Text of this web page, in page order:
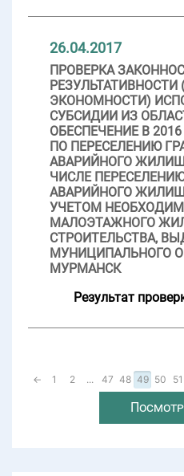
26.04.2017
ПРОВЕРКА
ЭКОНОМНОСТИ)
СУБСИДИИ ИЗ
ОБЕСПЕЧЕНИЕ В
ПО ПЕРЕСЕЛЕНИЮ
АВАРИЙНОГО
ЧИСЛЕ
АВАРИЙНОГО
УЧЕТОМ
МАЛОЭТАЖНОГО
СТРОИТЕЛЬСТВА,
МУНИЦИПАЛЬНОГО
МУРМАНСК
Результат
← 1 2 ... 47 48 49 50 51